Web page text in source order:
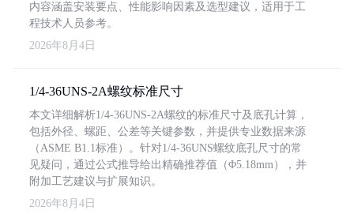
内容涵盖安装要点、性能影响因素及选型建议，适用于工
程技术人员参考。
2026年8月4日
1/4-36UNS-2A螺纹标准尺寸
本文详细解析1/4-36UNS-2A螺纹的标准尺寸及底孔计算，
包括外径、螺距、公差等关键参数，并提供专业数据来源
（ASME B1.1标准）。针对1/4-36UNS螺纹底孔尺寸的常
见疑问，通过公式推导给出精确推荐值（Φ5.18mm），并
附加工艺建议与扩展知识。
2026年8月4日